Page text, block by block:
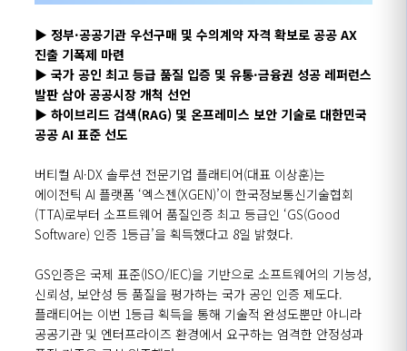
▶ 정부·공공기관 우선구매 및 수의계약 자격 확보로 공공 AX
진출 기폭제 마련
▶ 국가 공인 최고 등급 품질 입증 및 유통·금융권 성공 레퍼런스
발판 삼아 공공시장 개척 선언
▶ 하이브리드 검색(RAG) 및 온프레미스 보안 기술로 대한민국
공공 AI 표준 선도
버티컬 AI·DX 솔루션 전문기업 플래티어(대표 이상훈)는
에이전틱 AI 플랫폼 ‘엑스젠(XGEN)’이 한국정보통신기술협회
(TTA)로부터 소프트웨어 품질인증 최고 등급인 ‘GS(Good
Software) 인증 1등급’을 획득했다고 8일 밝혔다.
GS인증은 국제 표준(ISO/IEC)을 기반으로 소프트웨어의 기능성,
신뢰성, 보안성 등 품질을 평가하는 국가 공인 인증 제도다.
플래티어는 이번 1등급 획득을 통해 기술적 완성도뿐만 아니라
공공기관 및 엔터프라이즈 환경에서 요구하는 엄격한 안정성과